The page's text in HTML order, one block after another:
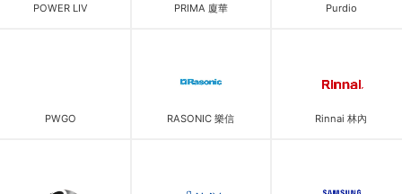
POWER LIV PRIMA 廈華 Purdio
PWGO RASONIC 樂信 Rinnai 林內